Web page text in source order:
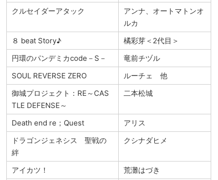
クルセイダーアタック
アンナ、オートマトンオ
ルカ
８ beat Story♪
橘彩芽＜2代目＞
円環のパンデミカcode－S－
竜前チヅル
SOUL REVERSE ZERO
ルーチェ 他
御城プロジェクト：RE～CAS
TLE DEFENSE～
二本松城
Death end re；Quest
アリス
ドラゴンジェネシス 聖戦の
絆
クシナダヒメ
アイカツ！
荒灘はづき